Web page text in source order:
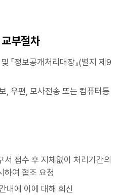
부절차
『정보공개처리대장』(별지 제9
, 우편, 모사전송 또는 컴퓨터통
접수 후 지체없이 처리기간의
하여 협조 요청
내에 이에 대해 회신